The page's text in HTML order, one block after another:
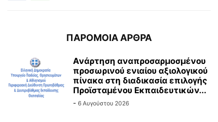
ΠΑΡΟΜΟΙΑ ΑΡΘΡΑ
Ανάρτηση αναπροσαρμοσμένου
προσωρινού ενιαίου αξιολογικού
πίνακα στη διαδικασία επιλογής
Προϊσταμένου Εκπαιδευτικών...
- 6 Αυγούστου 2026